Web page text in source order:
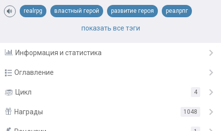
✅ Больше подписок на профиль автора, лайков, комментариев
realrpg властный герой развитие героя реалрпг
становление героя суперспособности
показать все тэги
Информация и статистика
Оглавление
Глава 1 16.08.19
Глава 2 17.08.19
Глава 3 18.08.19
Цикл 4
Награды 1048